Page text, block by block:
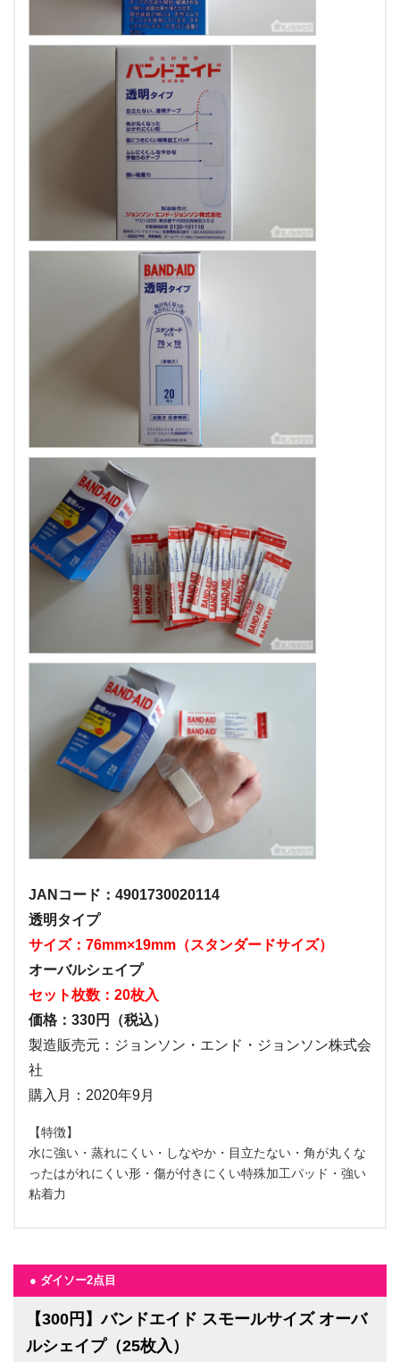
JANコード：4901730020114
透明タイプ
サイズ：76mm×19mm（スタンダードサイズ）
オーバルシェイプ
セット枚数：20枚入
価格：330円（税込）
製造販売元：ジョンソン・エンド・ジョンソン株式会
社
購入月：2020年9月
【特徴】
水に強い・蒸れにくい・しなやか・目立たない・角が丸くな
ったはがれにくい形・傷が付きにくい特殊加工パッド・強い
粘着力
● ダイソー2点目
【300円】バンドエイド スモールサイズ オーバ
ルシェイプ（25枚入）